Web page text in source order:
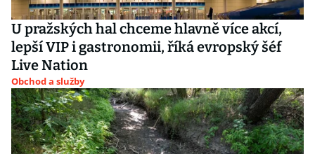
U pražských hal chceme hlavně více akcí,
lepší VIP i gastronomii, říká evropský šéf
Live Nation
Obchod a služby